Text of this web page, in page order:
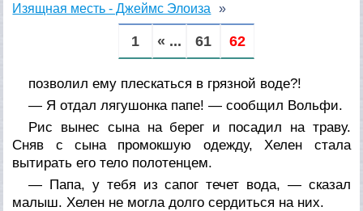
Изящная месть - Джеймс Элоиза
1 « ... 61 62
позволил ему плескаться в грязной воде?!
— Я отдал лягушонка папе! — сообщил Вольфи.
Рис вынес сына на берег и посадил на траву.
Сняв с сына промокшую одежду, Хелен стала
вытирать его тело полотенцем.
— Папа, у тебя из сапог течет вода, — сказал
малыш. Хелен не могла долго сердиться на них.